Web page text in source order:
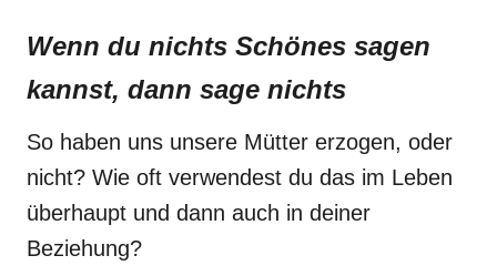
Wenn du nichts Schönes sagen
kannst, dann sage nichts
So haben uns unsere Mütter erzogen, oder
nicht? Wie oft verwendest du das im Leben
überhaupt und dann auch in deiner
Beziehung?